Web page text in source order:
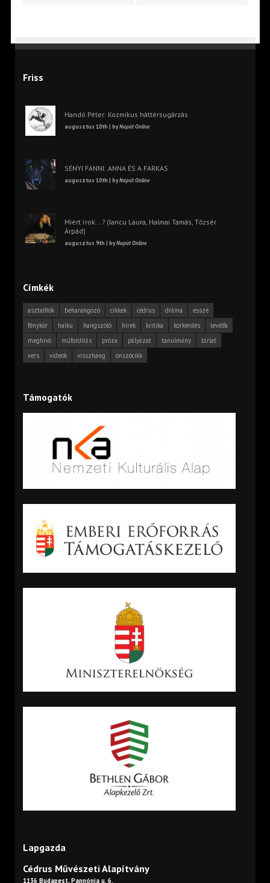
Friss
Handó Péter: Kozmikus háttérsugárzás
augusztus 10th | byNapút Online
SÉNYI FANNI: ANNA ÉS A FARKAS
augusztus 10th | byNapút Online
Miért írok… ? (Iancu Laura, Halmai Tamás, Tőzsér
Árpád)
augusztus 9th | byNapút Online
Címkék
asztalfiók beharangozó cikkek cédrus dráma
esszé
fénykör
haiku hangszóló hírek kritika körkérdés
levélfa
meghívó
műfordítás próza pályázat tanulmány
tárlat
vers
videók visszhang önszócikk
Támogatók
Lapgazda
Cédrus Művészeti Alapítvány
1136 Budapest, Pannónia u. 6.